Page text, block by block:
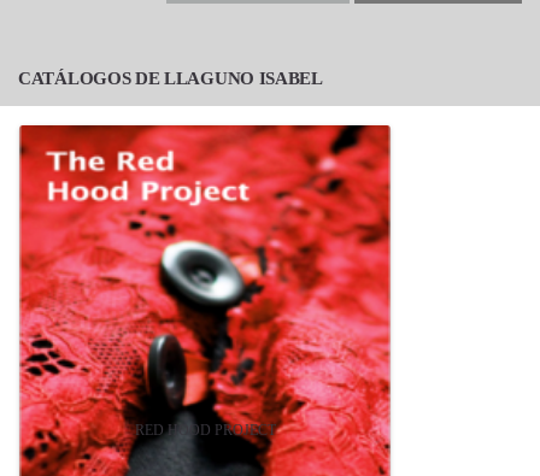
CATÁLOGOS DE LLAGUNO ISABEL
RED HOOD PROJECT